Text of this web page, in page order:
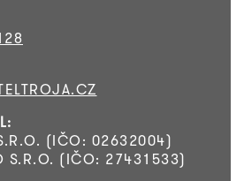
(IČO: 02632004)
S.R.O. (IČO: 27431533)